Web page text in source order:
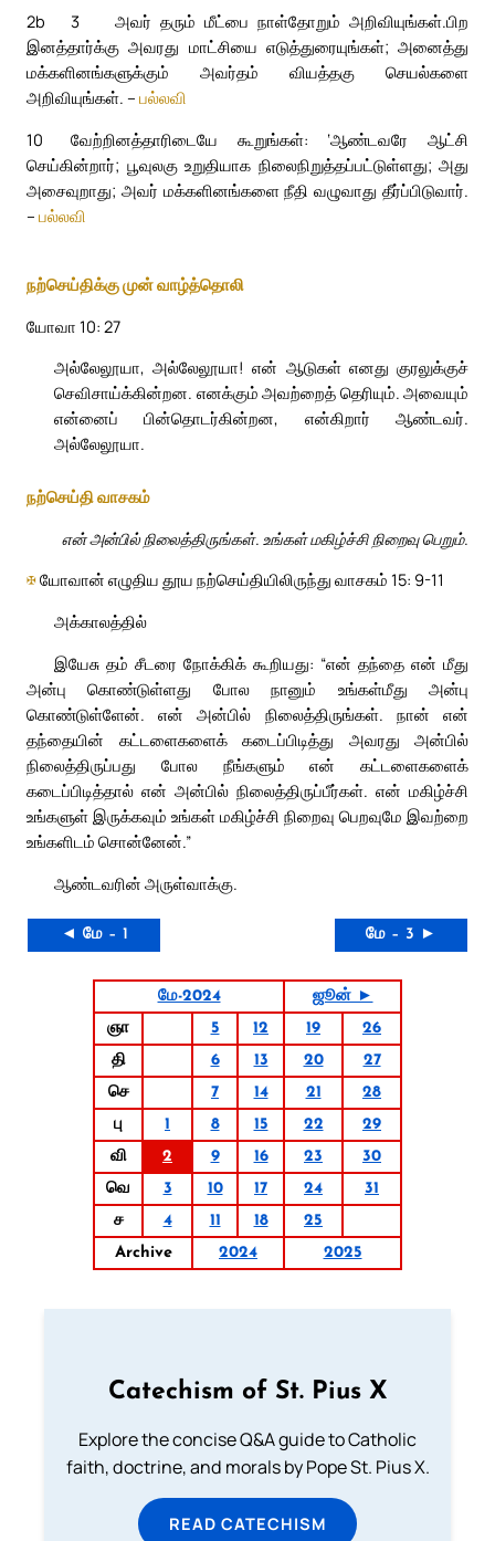
2b அவர் தரும் மீட்பை நாள்தோறும் அறிவியுங்கள்.
3
பிற
இனத்தார்க்கு அவரது மாட்சியை எடுத்துரையுங்கள்; அனைத்து
மக்களினங்களுக்கும் அவர்தம் வியத்தகு செயல்களை
அறிவியுங்கள். – பல்லவி
10
வேற்றினத்தாரிடையே கூறுங்கள்: ‘ஆண்டவரே ஆட்சி
செய்கின்றார்; பூவுலகு உறுதியாக நிலைநிறுத்தப்பட்டுள்ளது; அது
அசைவுறாது; அவர் மக்களினங்களை நீதி வழுவாது தீர்ப்பிடுவார்.
– பல்லவி
நற்செய்திக்கு முன் வாழ்த்தொலி
யோவா 10: 27
அல்லேலூயா, அல்லேலூயா! என் ஆடுகள் எனது குரலுக்குச்
செவிசாய்க்கின்றன. எனக்கும் அவற்றைத் தெரியும். அவையும்
என்னைப் பின்தொடர்கின்றன, என்கிறார் ஆண்டவர்.
அல்லேலூயா.
நற்செய்தி வாசகம்
என் அன்பில் நிலைத்திருங்கள். உங்கள் மகிழ்ச்சி நிறைவு பெறும்.
✠யோவான் எழுதிய தூய நற்செய்தியிலிருந்து வாசகம் 15: 9-11
அக்காலத்தில்
இயேசு தம் சீடரை நோக்கிக் கூறியது: “என் தந்தை என் மீது
அன்பு கொண்டுள்ளது போல நானும் உங்கள்மீது அன்பு
கொண்டுள்ளேன். என் அன்பில் நிலைத்திருங்கள். நான் என்
தந்தையின் கட்டளைகளைக் கடைப்பிடித்து அவரது அன்பில்
நிலைத்திருப்பது போல நீங்களும் என் கட்டளைகளைக்
கடைப்பிடித்தால் என் அன்பில் நிலைத்திருப்பீர்கள். என் மகிழ்ச்சி
உங்களுள் இருக்கவும் உங்கள் மகிழ்ச்சி நிறைவு பெறவுமே இவற்றை
உங்களிடம் சொன்னேன்.”
ஆண்டவரின் அருள்வாக்கு.
◄ மே – 1 மே – 3 ►
மே-2024
ஜூன் ►
ஞா
5 12 19
26
தி
6 13 20
27
செ
7 14 21
28
பு
1 8 15 22
29
வி
2 9 16 23
30
வெ
3 10 17 24
31
ச
4 11 18
25
Archive
2024 2025
Catechism of St. Pius X
Explore the concise Q&A guide to Catholic
faith, doctrine, and morals by Pope St. Pius X.
READ CATECHISM